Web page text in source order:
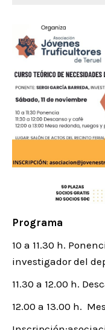
Programa
10 a 11.30 h.
investigador del
11.30 a 12.00 h.
12.00 a 13.00 h.